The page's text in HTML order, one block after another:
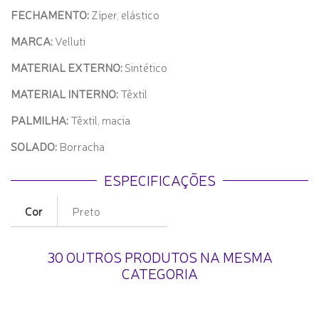
FECHAMENTO:Zíper, elástico
MARCA:Velluti
MATERIAL EXTERNO:Sintético
MATERIAL INTERNO:Têxtil
PALMILHA:Têxtil, macia
SOLADO: Borracha
ESPECIFICAÇÕES
Cor Preto
30 OUTROS PRODUTOS NA MESMA
CATEGORIA